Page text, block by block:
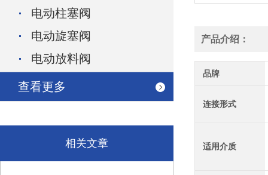
电动柱塞阀
电动旋塞阀
电动放料阀
查看更多
相关文章
产品介绍：
品牌
连接形式
适用介质